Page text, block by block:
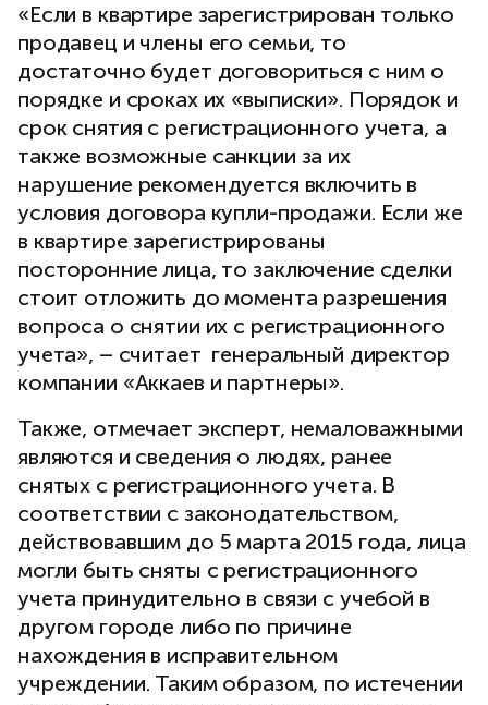
«Если в квартире зарегистрирован только
продавец и члены его семьи, то
достаточно будет договориться с ним о
порядке и сроках их «выписки». Порядок и
срок снятия с регистрационного учета, а
также возможные санкции за их
нарушение рекомендуется включить в
условия договора купли-продажи. Если же
в квартире зарегистрированы
посторонние лица, то заключение сделки
стоит отложить до момента разрешения
вопроса о снятии их с регистрационного
учета», – считает генеральный директор
компании «Аккаев и партнеры».
Также, отмечает эксперт, немаловажными
являются и сведения о людях, ранее
снятых с регистрационного учета. В
соответствии с законодательством,
действовавшим до 5 марта 2015 года, лица
могли быть сняты с регистрационного
учета принудительно в связи с учебой в
другом городе либо по причине
нахождения в исправительном
учреждении. Таким образом, по истечении